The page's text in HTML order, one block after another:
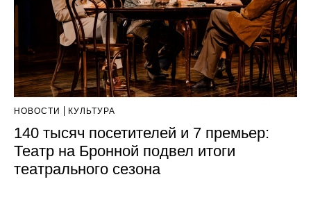
НОВОСТИ КУЛЬТУРА
140 тысяч посетителей и 7 премьер:
Театр на Бронной подвел итоги
театрального сезона